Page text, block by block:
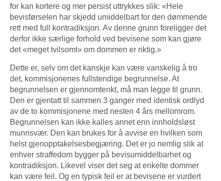
for kan kortere og mer persist uttrykkes slik: «Hele
bevisførselen har skjedd umiddelbart for den dømmende
rett med full kontradiksjon. Av denne grunn foreligger det
derfor ikke særlige forhold ved bevisene som kan gjøre
det «meget tvilsomt» om dommen er riktig.»
Dette er, selv om det kanskje kan være vanskelig å tro
det, kommisjonenes fullstendige begrunnelse. At
begrunnelsen er gjennomtenkt, må man legge til grunn.
Den er gjentatt til sammen 3 ganger med identisk ordlyd
av de to kommisjonene med nesten 4 års mellomrom.
Begrunnelsen kan ikke kalles annet enn innholdsløst
munnsvær. Den kan brukes for å avvise en hvilken som
helst gjenopptakelsesbegjæring. Det er jo nemlig slik at
enhver straffedom bygger på bevisumiddelbarhet og
kontradiksjon. Likevel viser det seg at enkelte dommer
kan være feil. Og en typisk feil er at bevisene er vurdert